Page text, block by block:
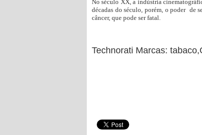
No século XX, a indústria
décadas do século, porém, o poder de
câncer, que pode ser fatal.
Technorati Marcas: